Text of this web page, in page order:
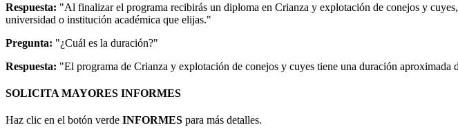
Respuesta: "Al finalizar el programa recibirás un diploma en Crianza y explotación de conejos y
universidad o institución académica que elijas."
Pregunta: "¿Cuál es la duración?"
Respuesta: "El programa de Crianza y explotación de conejos y cuyes tiene una duración aproximada
SOLICITA MAYORES INFORMES
Haz clic en el botón verde INFORMES para más detalles.